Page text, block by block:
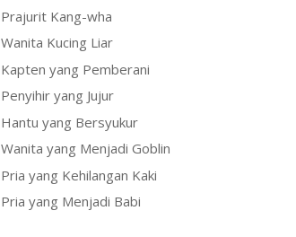
Prajurit Kang-wha
Wanita Kucing Liar
Kapten yang Pemberani
Penyihir yang Jujur
Hantu yang Bersyukur
Wanita yang Menjadi Goblin
Pria yang Kehilangan Kaki
Pria yang Menjadi Babi